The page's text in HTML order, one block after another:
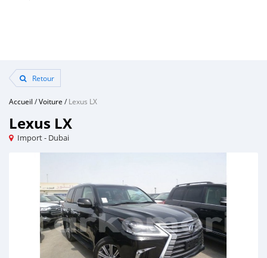
Retour
Accueil /Voiture /Lexus LX
Lexus LX
Import - Dubai